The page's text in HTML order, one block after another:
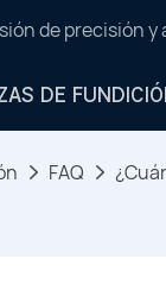
de precisión
DE
FAQ